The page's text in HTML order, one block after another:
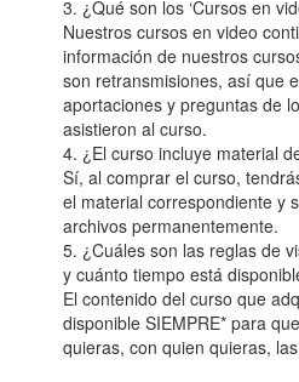
3. ¿Qué son los ‘Cursos en
Nuestros cursos en video
información de nuestros
son retransmisiones, así que
aportaciones y preguntas de
asistieron al curso.
4. ¿El curso incluye material
Sí, al comprar el curso,
el material correspondiente y
archivos permanentemente.
5. ¿Cuáles son las reglas de
y cuánto tiempo está
El contenido del curso que
disponible SIEMPRE* para
quieras, con quien quieras,